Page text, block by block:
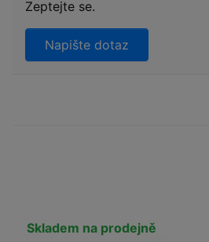
Zeptejte se.
Napište dotaz
Skladem na prodejně